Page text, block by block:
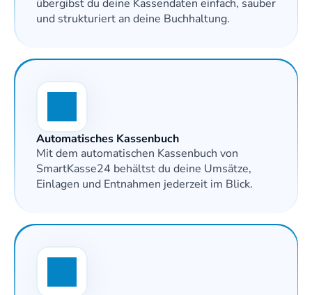
übergibst du deine Kassendaten einfach, sauber
und strukturiert an deine Buchhaltung.
Automatisches Kassenbuch
Mit dem automatischen Kassenbuch von
SmartKasse24 behältst du deine Umsätze,
Einlagen und Entnahmen jederzeit im Blick.